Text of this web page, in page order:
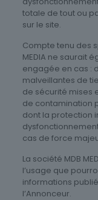
totale de tout ou
sur le site.
Compte tenu des
MEDIA ne saurait
engagée en cas :
malveillantes de
de sécurité mises
de contamination
dont la protection
cas de force
La société MDB
l’usage que
informations
l’Annonceur.